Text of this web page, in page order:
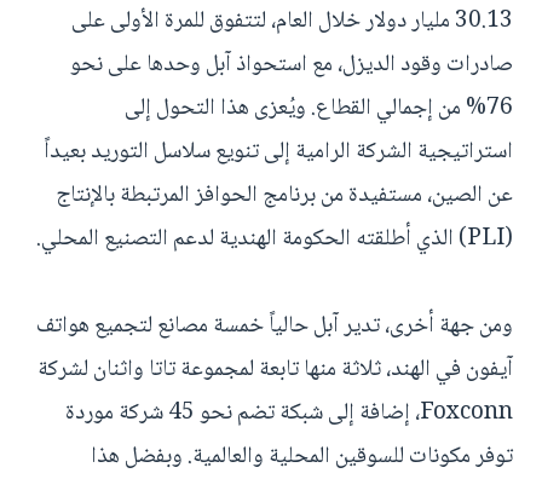
30.13 مليار دولار خلال العام، لتتفوق للمرة الأولى على
صادرات وقود الديزل، مع استحواذ آبل وحدها على نحو
76% من إجمالي القطاع. ويُعزى هذا التحول إلى
استراتيجية الشركة الرامية إلى تنويع سلاسل التوريد بعيداً
عن الصين، مستفيدة من برنامج الحوافز المرتبطة بالإنتاج
(PLI) الذي أطلقته الحكومة الهندية لدعم التصنيع المحلي.
ومن جهة أخرى، تدير آبل حالياً خمسة مصانع لتجميع هواتف
آيفون في الهند، ثلاثة منها تابعة لمجموعة تاتا واثنان لشركة
Foxconn، إضافة إلى شبكة تضم نحو 45 شركة موردة
توفر مكونات للسوقين المحلية والعالمية. وبفضل هذا